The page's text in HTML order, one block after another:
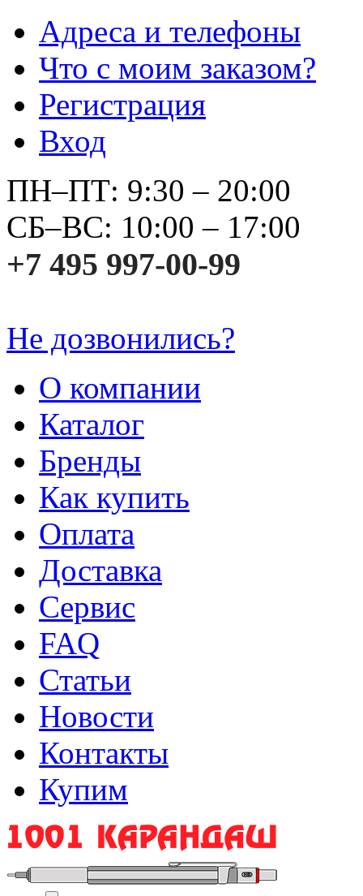
Адреса и телефоны
Что с моим заказом?
Регистрация
Вход
ПН–ПТ: 9:30 – 20:00
СБ–ВС: 10:00 – 17:00
+7 495 997-00-99
Не дозвонились?
О компании
Каталог
Бренды
Как купить
Оплата
Доставка
Сервис
FAQ
Статьи
Новости
Контакты
Купим